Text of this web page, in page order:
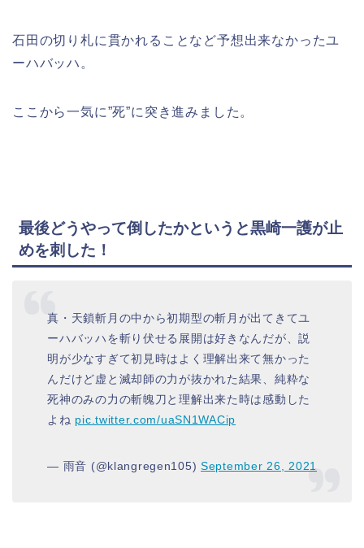
石田の切り札に貫かれることなど予想出来なかったユ
ーハバッハ。
ここから一気に”死”に突き進みました。
最後どうやって倒したかというと黒崎一護が止
めを刺した！
真・天鎖斬月の中から初期型の斬月が出てきてユ
ーハバッハを斬り伏せる展開は好きなんだが、説
明が少なすぎて初見時はよく理解出来て無かった
んだけど虚と滅却師の力が抜かれた結果、純粋な
死神のみの力の斬魄刀と理解出来た時は感動した
よね pic.twitter.com/uaSN1WACip
— 雨音 (@klangregen105)September 26, 2021